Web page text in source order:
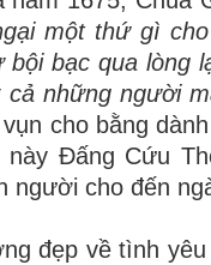
một thứ gì
bạc qua lòng
những người
cho bằng
Đấng Cứu
người cho đến
đẹp về tình